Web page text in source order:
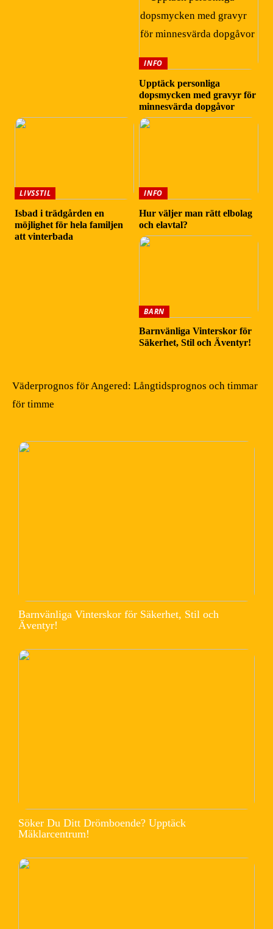
INFO
Upptäck personliga
dopsmycken med gravyr för
minnesvärda dopgåvor
LIVSSTIL
Isbad i trädgården en
möjlighet för hela familjen
att vinterbada
INFO
Hur väljer man rätt elbolag
och elavtal?
BARN
Barnvänliga Vinterskor för
Säkerhet, Stil och Äventyr!
Väderprognos för Angered: Långtidsprognos och timmar
för timme
Barnvänliga Vinterskor för Säkerhet, Stil och
Äventyr!
Söker Du Ditt Drömboende? Upptäck
Mäklarcentrum!